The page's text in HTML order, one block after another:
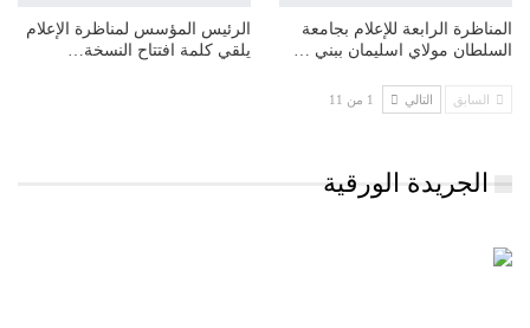
المناظرة الرابعة للإعلام بجامعة
السلطان مولاي اسليمان ببني …
الرئيس المؤسس لمناظرة الإعلام
يلقي كلمة افتتاح النسخة…
السابق التالي 1 من 11
الجريدة الورقية